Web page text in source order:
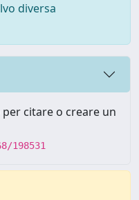
diversa
citare o creare un
198531